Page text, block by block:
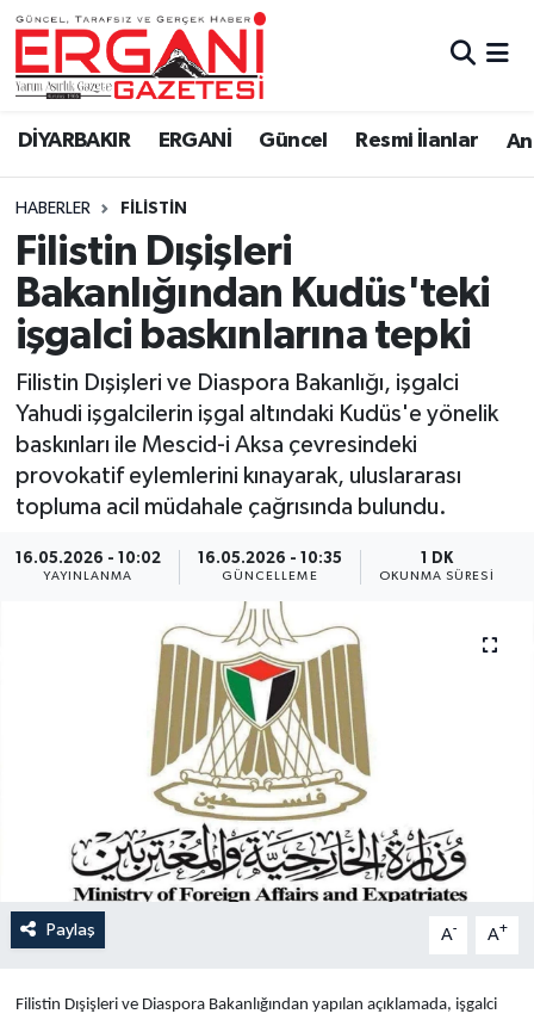
DİYARBAKIR ERGANİ Güncel Resmi İlanlar
HABERLER FILISTIN
Filistin Dışişleri
Bakanlığından Kudüs'teki
işgalci baskınlarına tepki
Filistin Dışişleri ve Diaspora Bakanlığı, işgalci
Yahudi işgalcilerin işgal altındaki Kudüs'e yönelik
baskınları ile Mescid-i Aksa çevresindeki
provokatif eylemlerini kınayarak, uluslararası
topluma acil müdahale çağrısında bulundu.
16.05.2026 - 10:02
YAYINLANMA
16.05.2026 - 10:35
GÜNCELLEME
1 DK
OKUNMA SÜRESI
Paylaş A- A+
Filistin Dışişleri ve Diaspora Bakanlığından yapılan açıklamada, işgalci
DİYARBAKIR
BİSMİL
BAĞLAR
ERGANİ
Güncel
Eği̇ti̇m
Resmi İlanlar
Sağlık
Si̇yaset
Spor
Yaşam
Bi̇li̇m & Teknoloji̇
Ergani Nöbetçi Eczaneler
Ergani Hava Durumu
Ergani Trafik Yoğunluk Haritası
Süper Lig Puan Durumu ve Fikstür
Tüm Manşetler
Son Dakika Haberleri
Haber Arşivi